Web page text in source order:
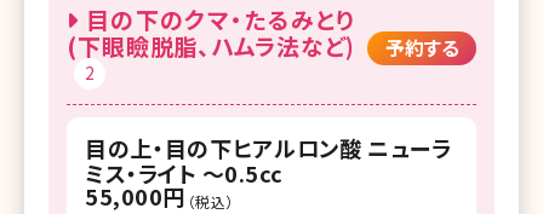
目の下のクマ・たるみとり
(下眼瞼脱脂、ハムラ法など)
2
予約する
目の上・目の下ヒアルロン酸 ニューラ
ミス・ライト ～0.5cc
55,000円 （税込）